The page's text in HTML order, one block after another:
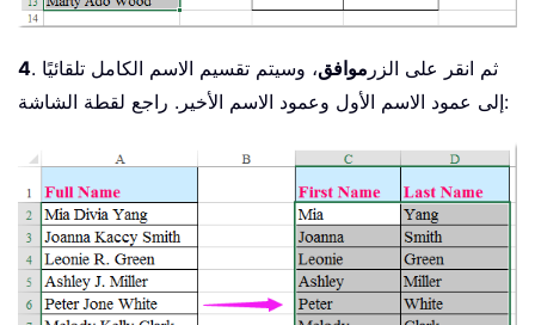
4 . ثم انقر على الزر موافق، وسيتم تقسيم الاسم الكامل تلقائيًا
إلى عمود الاسم الأول وعمود الاسم الأخير. راجع لقطة الشاشة: